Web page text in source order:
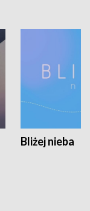
Bliżej nieba